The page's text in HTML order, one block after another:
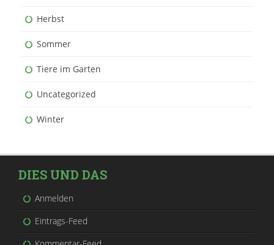
Herbst
Sommer
Tiere im Garten
Uncategorized
Winter
DIES UND DAS
Anmelden
Eintrags-Feed